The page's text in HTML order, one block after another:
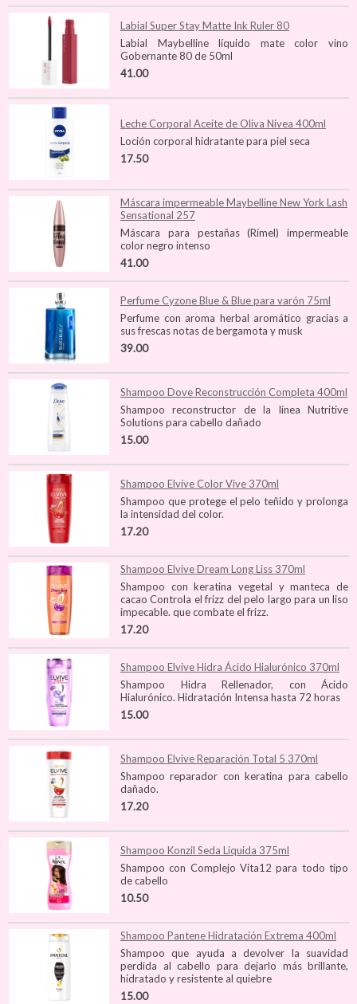
Labial Super Stay Matte Ink Ruler 80
Labial Maybelline líquido mate color vino
Gobernante 80 de 50ml
41.00
Leche Corporal Aceite de Oliva Nivea 400ml
Loción corporal hidratante para piel seca
17.50
Máscara impermeable Maybelline New York Lash
Sensational 257
Máscara para pestañas (Rímel) impermeable
color negro intenso
41.00
Perfume Cyzone Blue & Blue para varón 75ml
Perfume con aroma herbal aromático gracias a
sus frescas notas de bergamota y musk
39.00
Shampoo Dove Reconstrucción Completa 400ml
Shampoo reconstructor de la línea Nutritive
Solutions para cabello dañado
15.00
Shampoo Elvive Color Vive 370ml
Shampoo que protege el pelo teñido y prolonga
la intensidad del color.
17.20
Shampoo Elvive Dream Long Liss 370ml
Shampoo con keratina vegetal y manteca de
cacao Controla el frizz del pelo largo para un liso
impecable. que combate el frizz.
17.20
Shampoo Elvive Hidra Ácido Hialurónico 370ml
Shampoo Hidra Rellenador, con Ácido
Hialurónico. Hidratación Intensa hasta 72 horas
15.00
Shampoo Elvive Reparación Total 5 370ml
Shampoo reparador con keratina para cabello
dañado.
17.20
Shampoo Konzil Seda Líquida 375ml
Shampoo con Complejo Vita12 para todo tipo
de cabello
10.50
Shampoo Pantene Hidratación Extrema 400ml
Shampoo que ayuda a devolver la suavidad
perdida al cabello para dejarlo más brillante,
hidratado y resistente al quiebre
15.00